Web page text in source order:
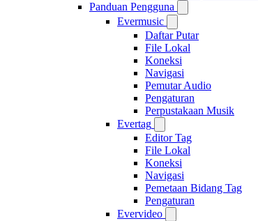
Panduan Pengguna
Evermusic
Daftar Putar
File Lokal
Koneksi
Navigasi
Pemutar Audio
Pengaturan
Perpustakaan Musik
Evertag
Editor Tag
File Lokal
Koneksi
Navigasi
Pemetaan Bidang Tag
Pengaturan
Evervideo